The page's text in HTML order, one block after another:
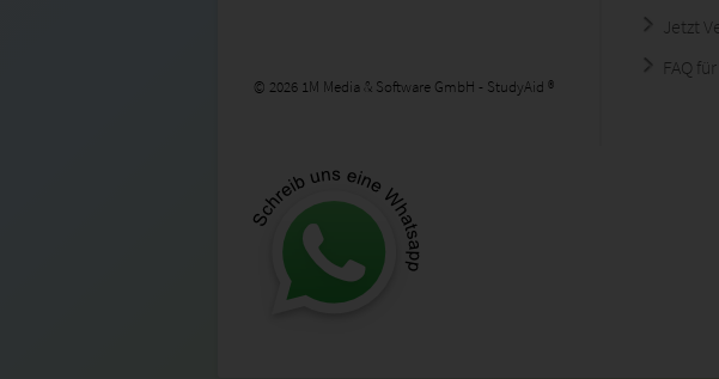
© 2026 1M Media & Software GmbH - StudyAid ®
Jetzt
FAQ